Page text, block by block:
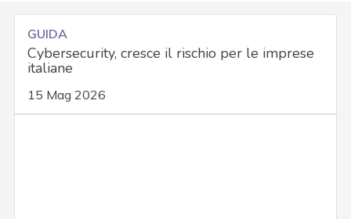
GUIDA
Cybersecurity, cresce il rischio per le imprese
italiane
15 Mag 2026